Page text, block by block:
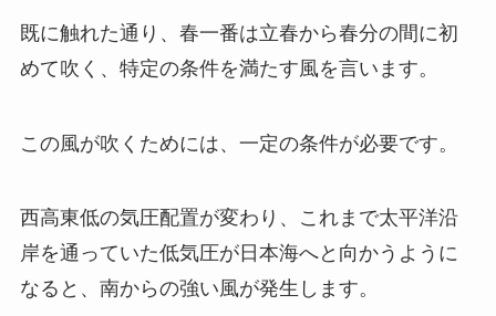
既に触れた通り、春一番は立春から春分の間に初
めて吹く、特定の条件を満たす風を言います。
この風が吹くためには、一定の条件が必要です。
西高東低の気圧配置が変わり、これまで太平洋沿
岸を通っていた低気圧が日本海へと向かうように
なると、南からの強い風が発生します。